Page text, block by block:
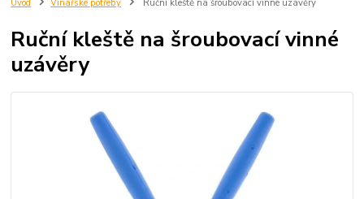
Úvod Vinařské potřeby Ruční kleště na šroubovací vinné uzávěry
Ruční kleště na šroubovací vinné
uzávěry